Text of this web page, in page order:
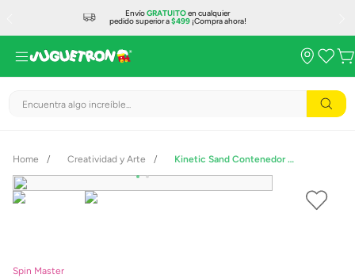
EnvíoGRATUITOen cualquier
pedido superior a$499¡Compra ahora!
Encuentra algo increíble...
Creatividad y Arte Kinetic Sand Contenedor Basico De Arena Rosa
Spin Master